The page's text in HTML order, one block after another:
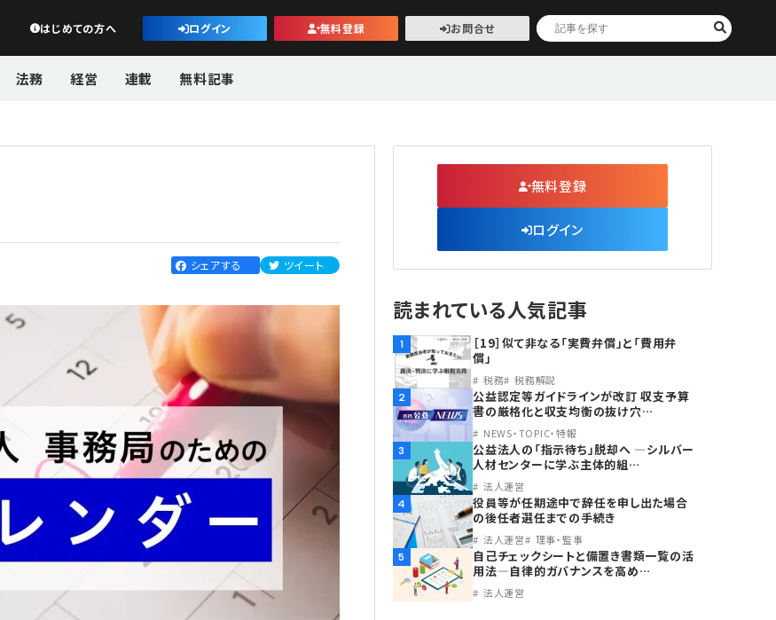
公益・一般法人オンライン
はじめての方へ ログイン 無料登録 お問合せ
法務 経営 連載 無料記事
シェアする ツイート
無料登録
ログイン
読まれている人気記事
1
［19］似て非なる「実費弁償」と「費用弁
償」
税務 税務解説
2
公益認定等ガイドラインが改訂 収支予算
書の厳格化と収支均衡の抜け穴…
NEWS・TOPIC・特報
3
公益法人の「指示待ち」脱却へ ―シルバー
人材センターに学ぶ主体的組…
法人運営
4
役員等が任期途中で辞任を申し出た場合
の後任者選任までの手続き
法人運営 理事・監事
5
自己チェックシートと備置き書類一覧の活
用法―自律的ガバナンスを高め…
法人運営